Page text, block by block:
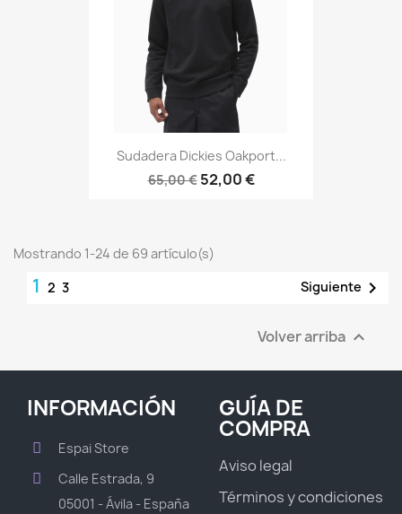
Sudadera Dickies Oakport...
65,00 € 52,00 €
Mostrando 1-24 de 69 artículo(s)
1 2 3 Siguiente 
Volver arriba 
INFORMACIÓN
Espai Store
Calle Estrada, 9
05001 - Ávila - España
GUÍA DE
COMPRA
Aviso legal
Términos y condiciones